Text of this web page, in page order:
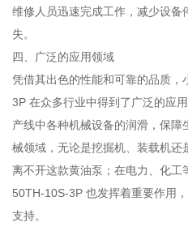
维修人员迅速完成工作，减少设备
失。
四、广泛的应用领域
凭借其出色的性能和可靠的品质
3P 在众多行业中得到了广泛的应
产线中各种机械设备的润滑，保
械领域，无论是挖掘机、装载机
离不开这款黄油泵；在电力、化工
50TH-10S-3P 也发挥着重要作用
支持。